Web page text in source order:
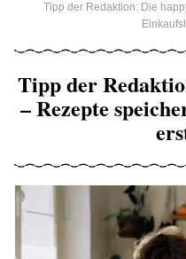
Tipp der Redaktion: Die
Tipp der
– Rezepte